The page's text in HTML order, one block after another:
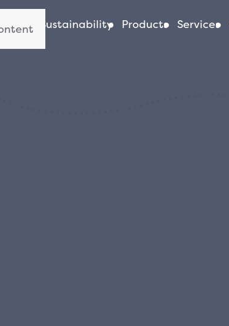
us Sustainability Products Services